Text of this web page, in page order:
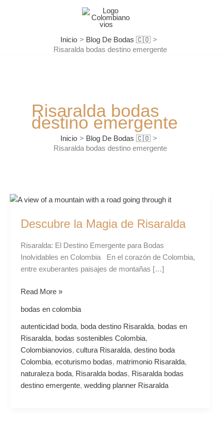
Inicio
Blog De Bodas 🇨🇴
Risaralda bodas destino emergente
Risaralda bodas
destino emergente
Inicio
Blog De Bodas 🇨🇴
Risaralda bodas destino emergente
Descubre la Magia de Risaralda
Risaralda: El Destino Emergente para Bodas
Inolvidables en Colombia En el corazón de Colombia,
entre exuberantes paisajes de montañas […]
Descubre
Magia
Risaralda
Read More »
bodas en colombia
autenticidad boda, boda destino Risaralda, bodas en
Risaralda, bodas sostenibles Colombia,
Colombianovios, cultura Risaralda, destino boda
Colombia, ecoturismo bodas, matrimonio Risaralda,
naturaleza boda, Risaralda bodas, Risaralda bodas
destino emergente, wedding planner Risaralda